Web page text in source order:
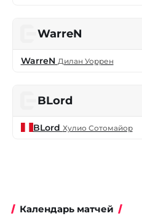
WarreN
WarreN Дилан Уоррен
BLord
BLord Хулио Сотомайор
Календарь матчей